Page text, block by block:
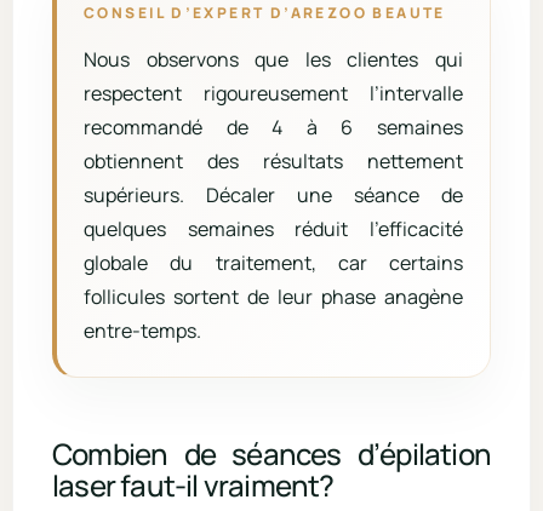
CONSEIL D’EXPERT D’AREZOO BEAUTE
Nous observons que les clientes qui
respectent rigoureusement l’intervalle
recommandé de 4 à 6 semaines
obtiennent des résultats nettement
supérieurs. Décaler une séance de
quelques semaines réduit l’efficacité
globale du traitement, car certains
follicules sortent de leur phase anagène
entre-temps.
Combien de séances d’épilation
laser faut-il vraiment?